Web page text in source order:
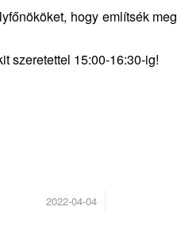
hogy említsék
szeretettel 15:00-16:30-ig!
2022-04-04
/